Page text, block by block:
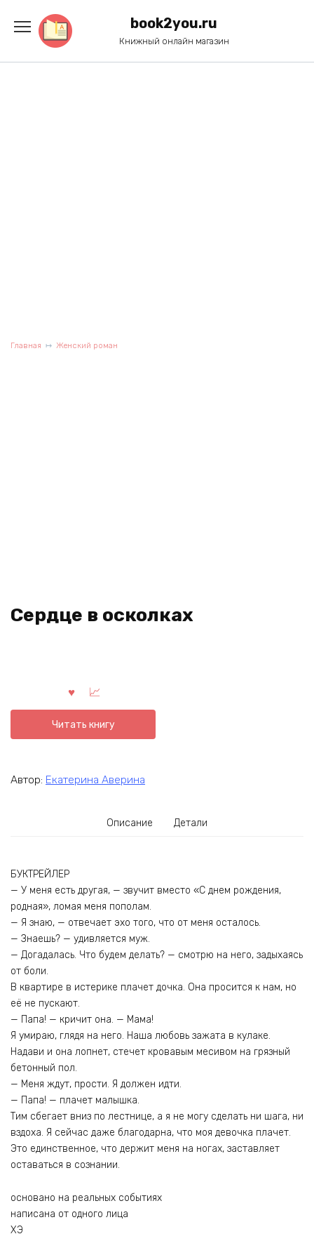
содержанию
book2you.ru
Книжный онлайн магазин
Главная Женский роман
Сердце в осколках
Читать книгу
Автор: Екатерина Аверина
Описание Детали
БУКТРЕЙЛЕР
— У меня есть другая, — звучит вместо «С днем рождения,
родная», ломая меня пополам.
— Я знаю, — отвечает эхо того, что от меня осталось.
— Знаешь? — удивляется муж.
— Догадалась. Что будем делать? — смотрю на него, задыхаясь
от боли.
В квартире в истерике плачет дочка. Она просится к нам, но
её не пускают.
— Папа! — кричит она. — Мама!
Я умираю, глядя на него. Наша любовь зажата в кулаке.
Надави и она лопнет, стечет кровавым месивом на грязный
бетонный пол.
— Меня ждут, прости. Я должен идти.
— Папа! — плачет малышка.
Тим сбегает вниз по лестнице, а я не могу сделать ни шага, ни
вздоха. Я сейчас даже благодарна, что моя девочка плачет.
Это единственное, что держит меня на ногах, заставляет
оставаться в сознании.
основано на реальных событиях
написана от одного лица
ХЭ